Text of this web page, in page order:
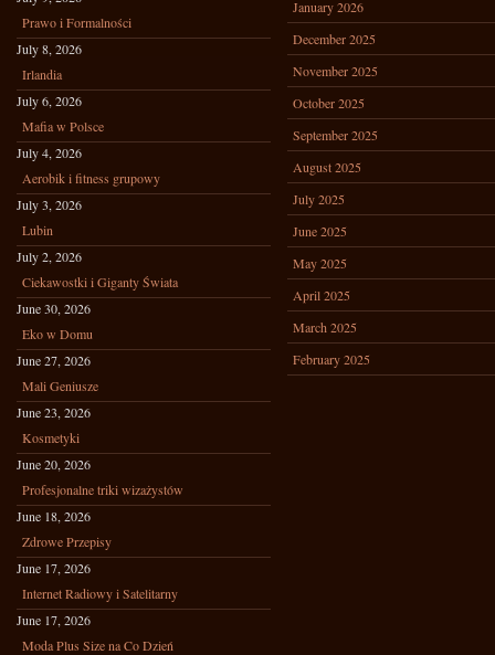
Prawo i Formalności
July 8, 2026
Irlandia
July 6, 2026
Mafia w Polsce
July 4, 2026
Aerobik i fitness grupowy
July 3, 2026
Lubin
July 2, 2026
Ciekawostki i Giganty Świata
June 30, 2026
Eko w Domu
June 27, 2026
Mali Geniusze
June 23, 2026
Kosmetyki
June 20, 2026
Profesjonalne triki wizażystów
June 18, 2026
Zdrowe Przepisy
June 17, 2026
Internet Radiowy i Satelitarny
June 17, 2026
Moda Plus Size na Co Dzień
January 2026
December 2025
November 2025
October 2025
September 2025
August 2025
July 2025
June 2025
May 2025
April 2025
March 2025
February 2025